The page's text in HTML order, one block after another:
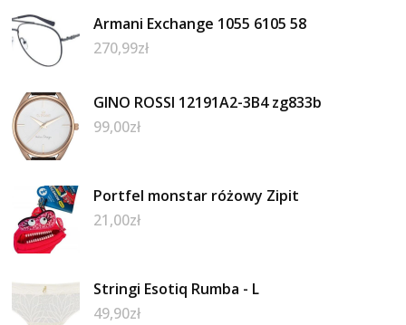
Armani Exchange 1055 6105 58
270,99zł
GINO ROSSI 12191A2-3B4 zg833b
99,00zł
Portfel monstar różowy Zipit
21,00zł
Stringi Esotiq Rumba - L
49,90zł